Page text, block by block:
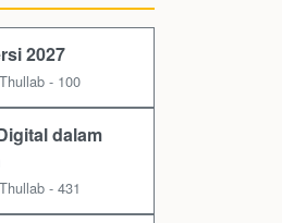
2027
- 100
dalam
- 431